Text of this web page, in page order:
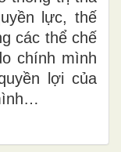
lực, thế
các thể chế
chính mình
lợi của